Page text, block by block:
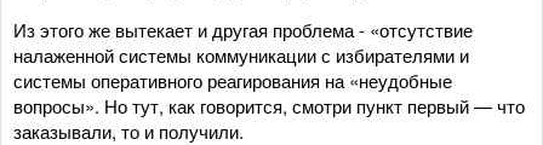
Из этого же вытекает и другая проблема - «отсутствие
налаженной системы коммуникации с избирателями и
системы оперативного реагирования на «неудобные
вопросы». Но тут, как говорится, смотри пункт первый — что
заказывали, то и получили.